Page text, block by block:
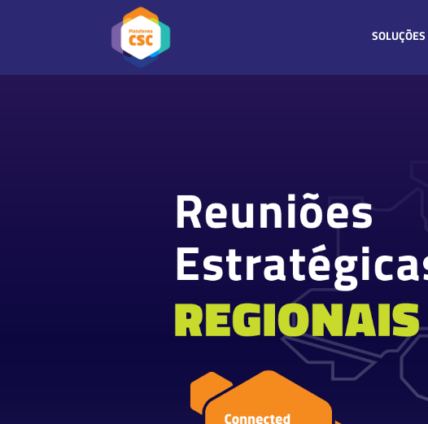
SOLUÇÕES